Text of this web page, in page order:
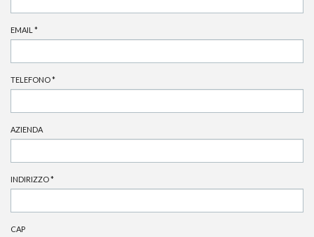
EMAIL *
TELEFONO*
AZIENDA
INDIRIZZO*
CAP